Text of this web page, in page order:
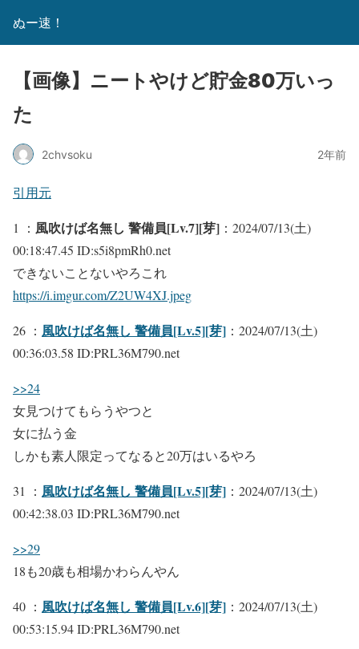
ぬー速！
【画像】ニートやけど貯金80万いっ
た
2chvsoku 2年前
引用元
1 ： 風吹けば名無し 警備員[Lv.7][芽] ：2024/07/13(土)
00:18:47.45 ID:s5i8pmRh0.net
できないことないやろこれ
https://i.imgur.com/Z2UW4XJ.jpeg
26 ： 風吹けば名無し 警備員[Lv.5][芽] ：2024/07/13(土)
00:36:03.58 ID:PRL36M790.net
>>24
女見つけてもらうやつと
女に払う金
しかも素人限定ってなると20万はいるやろ
31 ： 風吹けば名無し 警備員[Lv.5][芽] ：2024/07/13(土)
00:42:38.03 ID:PRL36M790.net
>>29
18も20歳も相場かわらんやん
40 ： 風吹けば名無し 警備員[Lv.6][芽] ：2024/07/13(土)
00:53:15.94 ID:PRL36M790.net